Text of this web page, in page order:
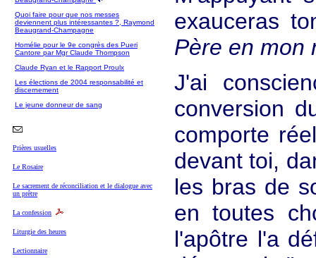
Quoi faire pour que nos messes
deviennent plus intéressantes ?, Raymond
Beaugrand-Champagne
Homélie pour le 9e congrès des Pueri
Cantore par Mgr Claude Thompson
Claude Ryan et le Rapport Proulx
Les élections de 2004 responsabilité et
discernement
Le jeune donneur de sang
Prières usuelles
Le Rosaire
Le sacrement de réconciliation et le dialogue avec
un prêtre
La confession
Liturgie des heures
Lectionnaire
exauceras
Père en mon
J'ai
conversion
comporte
devant toi,
les bras de
en toutes
l'apôtre l'a